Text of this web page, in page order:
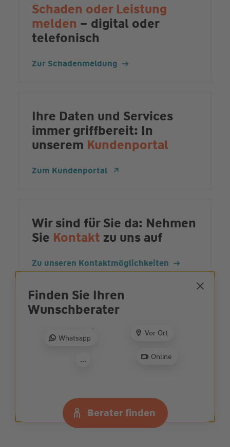
Berater finden
Finden Sie Ihren
Wunsch­berater
Whatsapp
...
Vor Ort
Online
Schaden oder Leistung
melden – digital oder
telefonisch
Zur Schadenmeldung
Ihre Daten und Services
immer griffbereit: In
unserem Kundenportal
Zum Kundenportal
Wir sind für Sie da: Nehmen
Sie Kontakt zu uns auf
Zu unseren Kontaktmöglichkeiten
Ehrliche und
partnerschaftliche
Beratung: Jetzt
Wunschberater
finden